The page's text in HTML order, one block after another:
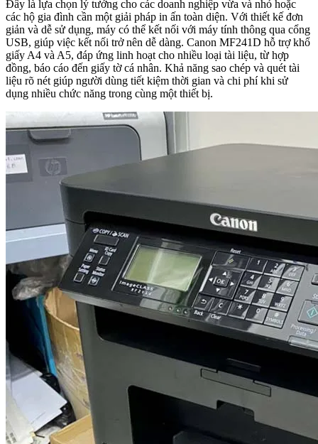
Đây là lựa chọn lý tưởng cho các doanh nghiệp vừa và nhỏ hoặc
các hộ gia đình cần một giải pháp in ấn toàn diện. Với thiết kế đơn
giản và dễ sử dụng, máy có thể kết nối với máy tính thông qua cổng
USB, giúp việc kết nối trở nên dễ dàng. Canon MF241D hỗ trợ khổ
giấy A4 và A5, đáp ứng linh hoạt cho nhiều loại tài liệu, từ hợp
đồng, báo cáo đến giấy tờ cá nhân. Khả năng sao chép và quét tài
liệu rõ nét giúp người dùng tiết kiệm thời gian và chi phí khi sử
dụng nhiều chức năng trong cùng một thiết bị.